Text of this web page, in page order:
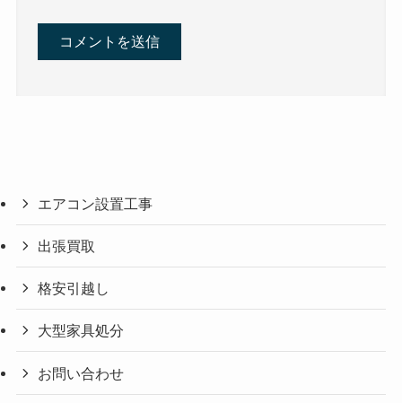
エアコン設置工事
出張買取
格安引越し
大型家具処分
お問い合わせ